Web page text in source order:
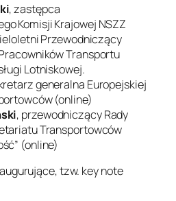
, zastępca
Komisji Krajowej NSZZ
Przewodniczący
Transportu
Lotniskowej.
generalna Europejskiej
(online)
, przewodniczący Rady
Transportowców
(online)
tzw. key note